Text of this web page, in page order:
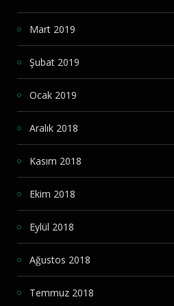
Mart 2019
Şubat 2019
Ocak 2019
Aralık 2018
Kasım 2018
Ekim 2018
Eylül 2018
Ağustos 2018
Temmuz 2018